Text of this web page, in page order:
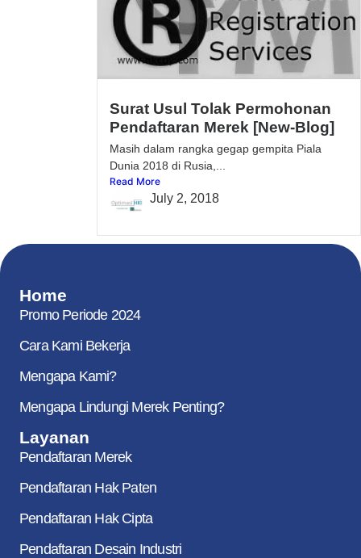
Surat Usul Tolak Permohonan
Pendaftaran Merek [New-Blog]
Masih dalam rangka gegap gempita Piala
Dunia 2018 di Rusia,...
Read More
July 2, 2018
Home
Promo Periode 2024
Cara Kami Bekerja
Mengapa Kami?
Mengapa Lindungi Merek Penting?
Layanan
Pendaftaran Merek
Pendaftaran Hak Paten
Pendaftaran Hak Cipta
Pendaftaran Desain Industri